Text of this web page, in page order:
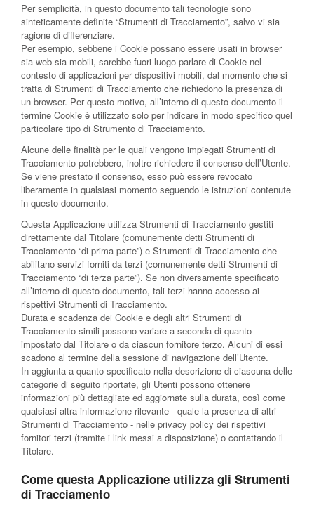
Per semplicità, in questo documento tali tecnologie sono
sinteticamente definite “Strumenti di Tracciamento”, salvo vi sia
ragione di differenziare.
Per esempio, sebbene i Cookie possano essere usati in browser
sia web sia mobili, sarebbe fuori luogo parlare di Cookie nel
contesto di applicazioni per dispositivi mobili, dal momento che si
tratta di Strumenti di Tracciamento che richiedono la presenza di
un browser. Per questo motivo, all’interno di questo documento il
termine Cookie è utilizzato solo per indicare in modo specifico quel
particolare tipo di Strumento di Tracciamento.
Alcune delle finalità per le quali vengono impiegati Strumenti di
Tracciamento potrebbero, inoltre richiedere il consenso dell’Utente.
Se viene prestato il consenso, esso può essere revocato
liberamente in qualsiasi momento seguendo le istruzioni contenute
in questo documento.
Questa Applicazione utilizza Strumenti di Tracciamento gestiti
direttamente dal Titolare (comunemente detti Strumenti di
Tracciamento “di prima parte”) e Strumenti di Tracciamento che
abilitano servizi forniti da terzi (comunemente detti Strumenti di
Tracciamento “di terza parte”). Se non diversamente specificato
all’interno di questo documento, tali terzi hanno accesso ai
rispettivi Strumenti di Tracciamento.
Durata e scadenza dei Cookie e degli altri Strumenti di
Tracciamento simili possono variare a seconda di quanto
impostato dal Titolare o da ciascun fornitore terzo. Alcuni di essi
scadono al termine della sessione di navigazione dell’Utente.
In aggiunta a quanto specificato nella descrizione di ciascuna delle
categorie di seguito riportate, gli Utenti possono ottenere
informazioni più dettagliate ed aggiornate sulla durata, così come
qualsiasi altra informazione rilevante - quale la presenza di altri
Strumenti di Tracciamento - nelle privacy policy dei rispettivi
fornitori terzi (tramite i link messi a disposizione) o contattando il
Titolare.
Come questa Applicazione utilizza gli Strumenti
di Tracciamento